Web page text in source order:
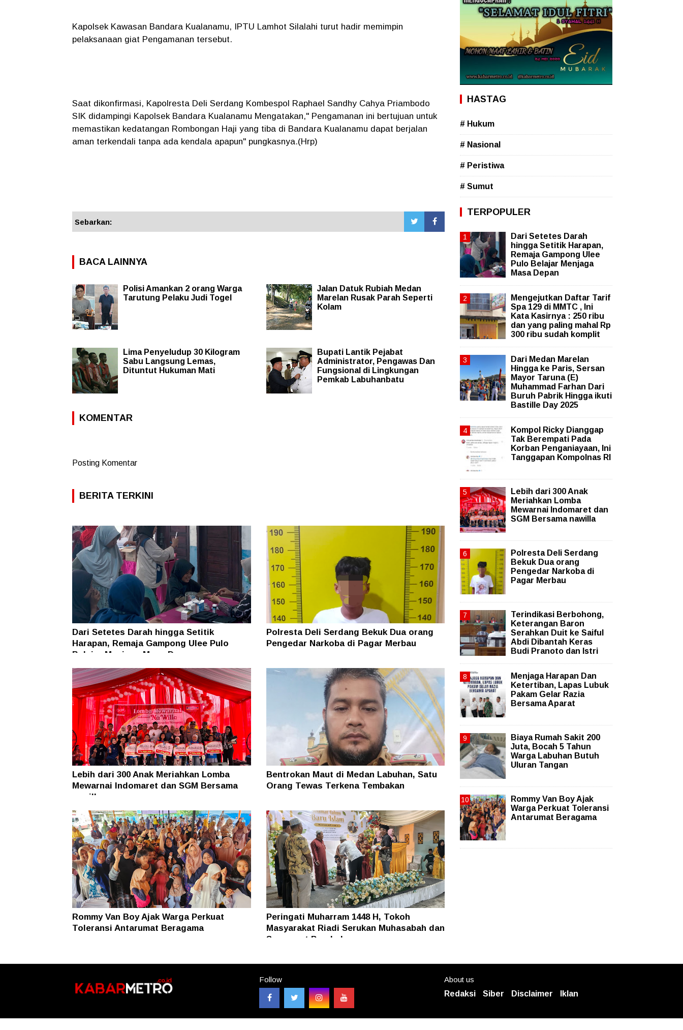
Kapolsek Kawasan Bandara Kualanamu, IPTU Lamhot Silalahi turut hadir memimpin
pelaksanaan giat Pengamanan tersebut.
Saat dikonfirmasi, Kapolresta Deli Serdang Kombespol Raphael Sandhy Cahya Priambodo
SIK didampingi Kapolsek Bandara Kualanamu Mengatakan," Pengamanan ini bertujuan untuk
memastikan kedatangan Rombongan Haji yang tiba di Bandara Kualanamu dapat berjalan
aman terkendali tanpa ada kendala apapun" pungkasnya.(Hrp)
Sebarkan:
BACA LAINNYA
Polisi Amankan 2 orang Warga
Tarutung Pelaku Judi Togel
Jalan Datuk Rubiah Medan
Marelan Rusak Parah Seperti
Kolam
Lima Penyeludup 30 Kilogram
Sabu Langsung Lemas,
Dituntut Hukuman Mati
Bupati Lantik Pejabat
Administrator, Pengawas Dan
Fungsional di Lingkungan
Pemkab Labuhanbatu
KOMENTAR
Posting Komentar
BERITA TERKINI
Dari Setetes Darah hingga Setitik
Harapan, Remaja Gampong Ulee Pulo
Belajar Menjaga Masa Depan
Polresta Deli Serdang Bekuk Dua orang
Pengedar Narkoba di Pagar Merbau
Lebih dari 300 Anak Meriahkan Lomba
Mewarnai Indomaret dan SGM Bersama
nawilla
Bentrokan Maut di Medan Labuhan, Satu
Orang Tewas Terkena Tembakan
Rommy Van Boy Ajak Warga Perkuat
Toleransi Antarumat Beragama
Peringati Muharram 1448 H, Tokoh
Masyarakat Riadi Serukan Muhasabah dan
Semangat Perubahan
HASTAG
# Hukum
# Nasional
# Peristiwa
# Sumut
TERPOPULER
Dari Setetes Darah
hingga Setitik Harapan,
Remaja Gampong Ulee
Pulo Belajar Menjaga
Masa Depan
Mengejutkan Daftar Tarif
Spa 129 di MMTC , Ini
Kata Kasirnya : 250 ribu
dan yang paling mahal Rp
300 ribu sudah komplit
‎Dari Medan Marelan
Hingga ke Paris, Sersan
Mayor Taruna (E)
Muhammad Farhan Dari
Buruh Pabrik Hingga ikuti
Bastille Day 2025
Kompol Ricky Dianggap
Tak Berempati Pada
Korban Penganiayaan, Ini
Tanggapan Kompolnas RI
Lebih dari 300 Anak
Meriahkan Lomba
Mewarnai Indomaret dan
SGM Bersama nawilla
Polresta Deli Serdang
Bekuk Dua orang
Pengedar Narkoba di
Pagar Merbau
Terindikasi Berbohong,
Keterangan Baron
Serahkan Duit ke Saiful
Abdi Dibantah Keras
Budi Pranoto dan Istri
Menjaga Harapan Dan
Ketertiban, Lapas Lubuk
Pakam Gelar Razia
Bersama Aparat
Biaya Rumah Sakit 200
Juta, Bocah 5 Tahun
Warga Labuhan Butuh
Uluran Tangan
Rommy Van Boy Ajak
Warga Perkuat Toleransi
Antarumat Beragama
Follow
About us
Redaksi
Siber Disclaimer Iklan